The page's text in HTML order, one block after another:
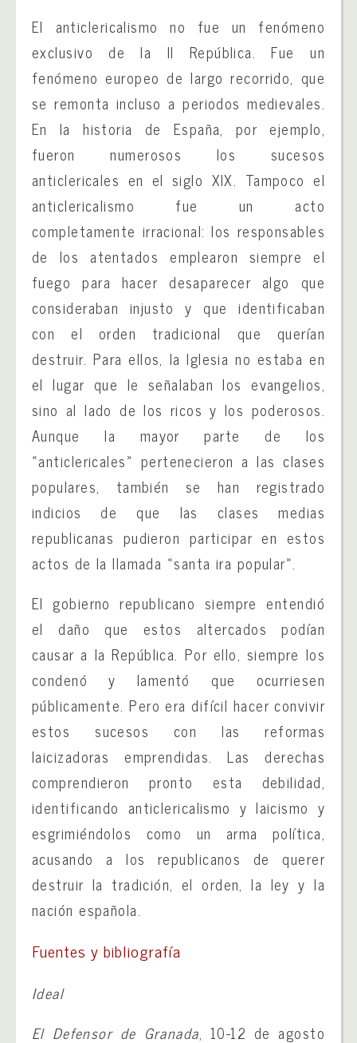
El anticlericalismo no fue un fenómeno
exclusivo de la II República. Fue un
fenómeno europeo de largo recorrido, que
se remonta incluso a periodos medievales.
En la historia de España, por ejemplo,
fueron numerosos los sucesos
anticlericales en el siglo XIX. Tampoco el
anticlericalismo fue un acto
completamente irracional: los responsables
de los atentados emplearon siempre el
fuego para hacer desaparecer algo que
consideraban injusto y que identificaban
con el orden tradicional que querían
destruir. Para ellos, la Iglesia no estaba en
el lugar que le señalaban los evangelios,
sino al lado de los ricos y los poderosos.
Aunque la mayor parte de los
«anticlericales» pertenecieron a las clases
populares, también se han registrado
indicios de que las clases medias
republicanas pudieron participar en estos
actos de la llamada «santa ira popular».
El gobierno republicano siempre entendió
el daño que estos altercados podían
causar a la República. Por ello, siempre los
condenó y lamentó que ocurriesen
públicamente. Pero era difícil hacer convivir
estos sucesos con las reformas
laicizadoras emprendidas. Las derechas
comprendieron pronto esta debilidad,
identificando anticlericalismo y laicismo y
esgrimiéndolos como un arma política,
acusando a los republicanos de querer
destruir la tradición, el orden, la ley y la
nación española.
Fuentes y bibliografía
Ideal
El Defensor de Granada, 10-12 de agosto